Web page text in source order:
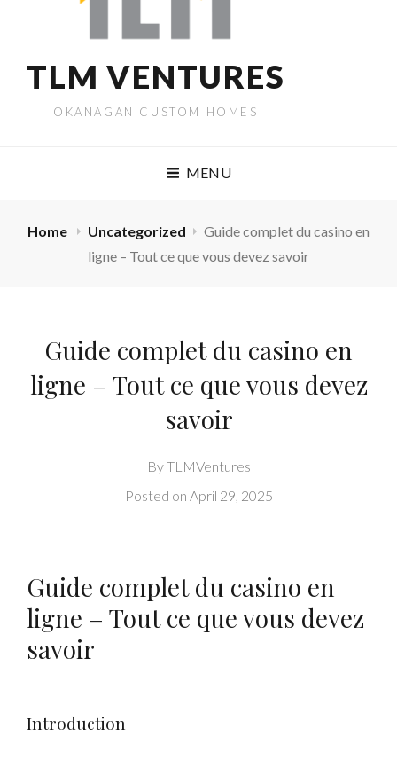
TLM VENTURES
OKANAGAN CUSTOM HOMES
MENU
Home Uncategorized
Guide complet du casino en
ligne – Tout ce que vous devez savoir
Guide complet du casino en
ligne – Tout ce que vous devez
savoir
ByTLMVentures
Posted on April 29, 2025
Guide complet du casino en
ligne – Tout ce que vous devez
savoir
Introduction